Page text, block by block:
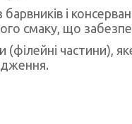
і
смаку, що
(філейні частини),